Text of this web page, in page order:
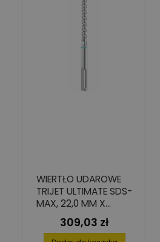
WIERTŁO UDAROWE
TRIJET ULTIMATE SDS-
MAX, 22,0 MM X
200/320 MM
Cena
309,03 zł